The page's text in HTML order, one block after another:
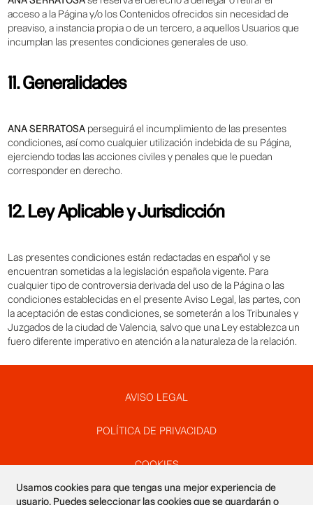
acceso a la Página y/o los Contenidos ofrecidos sin necesidad de
preaviso, a instancia propia o de un tercero, a aquellos Usuarios que
incumplan las presentes condiciones generales de uso.
11. Generalidades
ANA SERRATOSA perseguirá el incumplimiento de las presentes
condiciones, así como cualquier utilización indebida de su Página,
ejerciendo todas las acciones civiles y penales que le puedan
corresponder en derecho.
12. Ley Aplicable y Jurisdicción
Las presentes condiciones están redactadas en español y se
encuentran sometidas a la legislación española vigente. Para
cualquier tipo de controversia derivada del uso de la Página o las
condiciones establecidas en el presente Aviso Legal, las partes, con
la aceptación de estas condiciones, se someterán a los Tribunales y
Juzgados de la ciudad de Valencia, salvo que una Ley establezca un
fuero diferente imperativo en atención a la naturaleza de la relación.
de
AVISO LEGAL
POLÍTICA DE PRIVACIDAD
COOKIES
SUSCRÍBETE A NUESTRO NEWSLETTER
Usamos cookies para que tengas una mejor experiencia de
usuario. Puedes seleccionar las cookies que se guardarán o